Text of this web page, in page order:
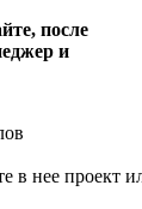
после
и
в нее проект